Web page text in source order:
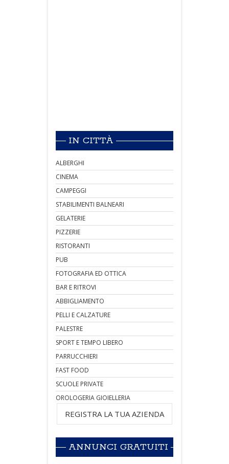
IN CITTÀ
ALBERGHI
CINEMA
CAMPEGGI
STABILIMENTI BALNEARI
GELATERIE
PIZZERIE
RISTORANTI
PUB
FOTOGRAFIA ED OTTICA
BAR E RITROVI
ABBIGLIAMENTO
PELLI E CALZATURE
PALESTRE
SPORT E TEMPO LIBERO
PARRUCCHIERI
FAST FOOD
SCUOLE PRIVATE
OROLOGERIA GIOIELLERIA
REGISTRA LA TUA AZIENDA
ANNUNCI GRATUITI